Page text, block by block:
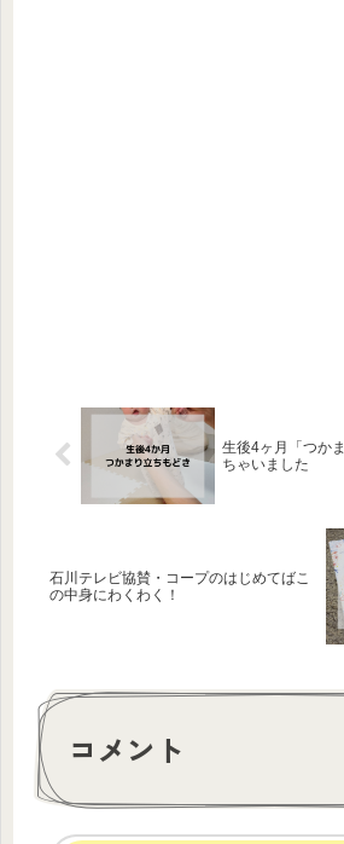
生後4ヶ月「つか
ちゃいました
石川テレビ協賛・コープのはじめてばこ
の中身にわくわく！
コメント